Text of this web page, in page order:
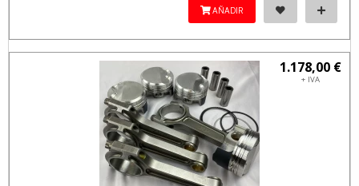
AÑADIR
1.178,00 €
+ IVA